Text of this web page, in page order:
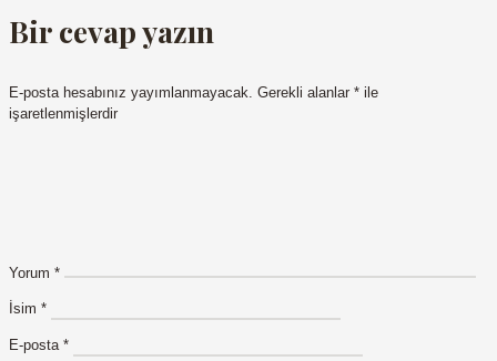
Bir cevap yazın
E-posta hesabınız yayımlanmayacak. Gerekli alanlar * ile
işaretlenmişlerdir
Yorum *
İsim *
E-posta *